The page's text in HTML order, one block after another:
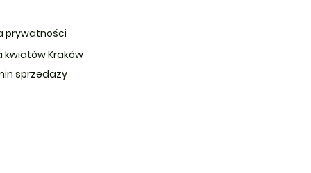
prywatności
kwiatów Kraków
sprzedaży